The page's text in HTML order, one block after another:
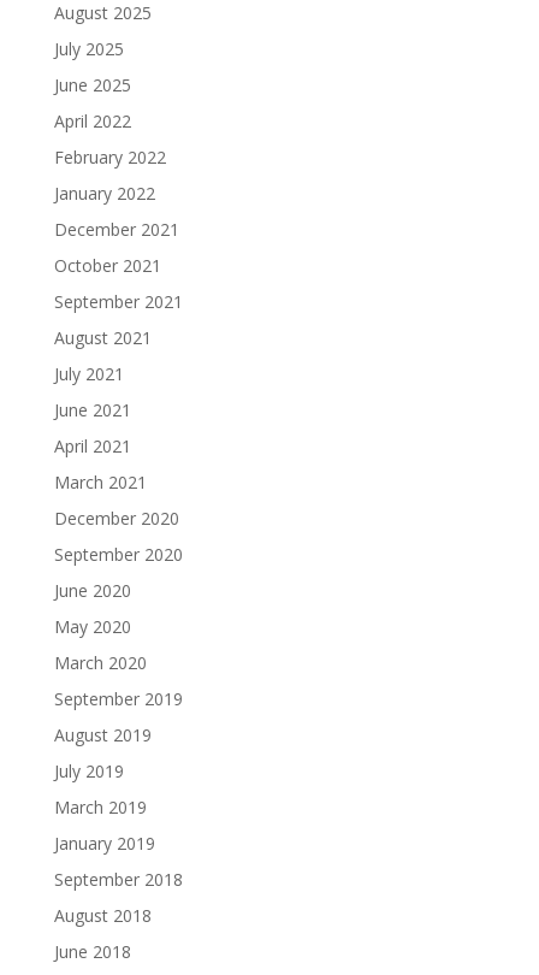
August 2025
July 2025
June 2025
April 2022
February 2022
January 2022
December 2021
October 2021
September 2021
August 2021
July 2021
June 2021
April 2021
March 2021
December 2020
September 2020
June 2020
May 2020
March 2020
September 2019
August 2019
July 2019
March 2019
January 2019
September 2018
August 2018
June 2018